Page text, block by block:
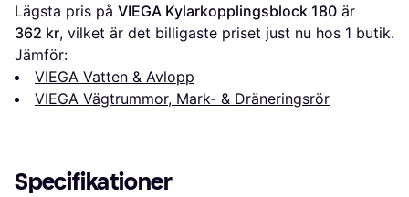
Lägsta pris på VIEGA Kylarkopplingsblock 180
362 kr, vilket är det billigaste priset just nu hos 1 butik.
Jämför:
VIEGA Vatten & Avlopp
VIEGA Vägtrummor, Mark- & Dräneringsrör
Specifikationer